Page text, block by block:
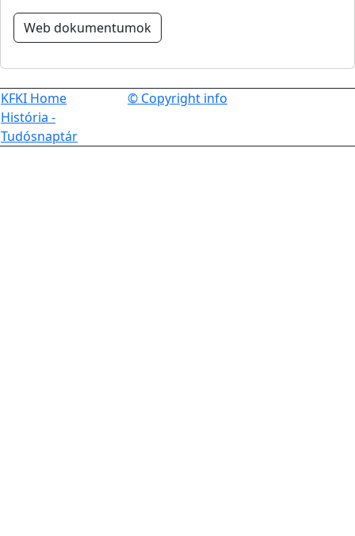
Web dokumentumok
KFKI Home
História -
Tudósnaptár
© Copyright info